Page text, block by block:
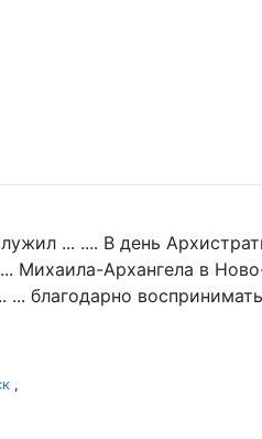
... .... В день
Михаила-Архангела в
благодарно
,